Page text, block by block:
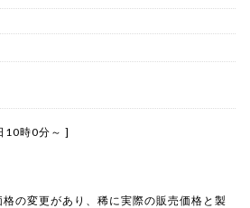
10時0分～ ]
の変更があり、稀に実際の販売価格と製